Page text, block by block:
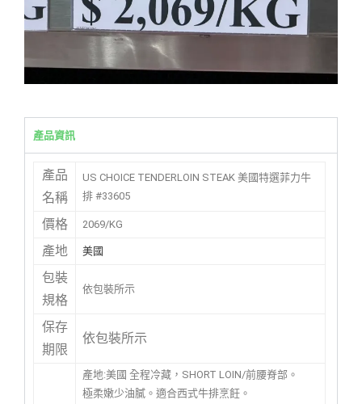
產品資訊
產品
名稱
US CHOICE TENDERLOIN STEAK 美國特選菲力牛
排 #33605
價格 2069/KG
產地 美國
包裝
規格
依包裝所示
保存
期限
依包裝所示
產地:美國 全程冷藏，SHORT LOIN/前腰脊部。
極柔嫩少油膩。適合西式牛排烹飪。